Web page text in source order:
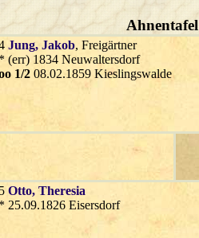
Ahnentafel
Jung, Jakob, Freigärtner
* (err) 1834 Neuwaltersdorf
1/2 08.02.1859 Kieslingswalde
5 Otto, Theresia
* 25.09.1826 Eisersdorf